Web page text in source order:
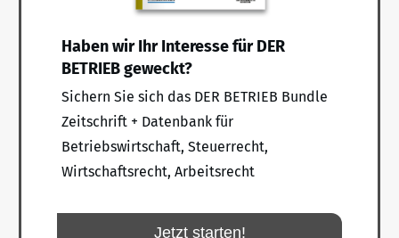
Haben wir Ihr Interesse für DER
BETRIEB geweckt?
Sichern Sie sich das DER BETRIEB Bundle
Zeitschrift + Datenbank für
Betriebswirtschaft, Steuerrecht,
Wirtschaftsrecht, Arbeitsrecht
Jetzt starten!